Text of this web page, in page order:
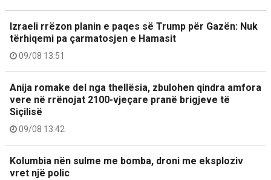
Izraeli rrëzon planin e paqes së Trump për Gazën: Nuk
tërhiqemi pa çarmatosjen e Hamasit
09/08 13:51
Anija romake del nga thellësia, zbulohen qindra amfora
vere në rrënojat 2100-vjeçare pranë brigjeve të
Siçilisë
09/08 13:42
Kolumbia nën sulme me bomba, droni me eksploziv
vret një polic